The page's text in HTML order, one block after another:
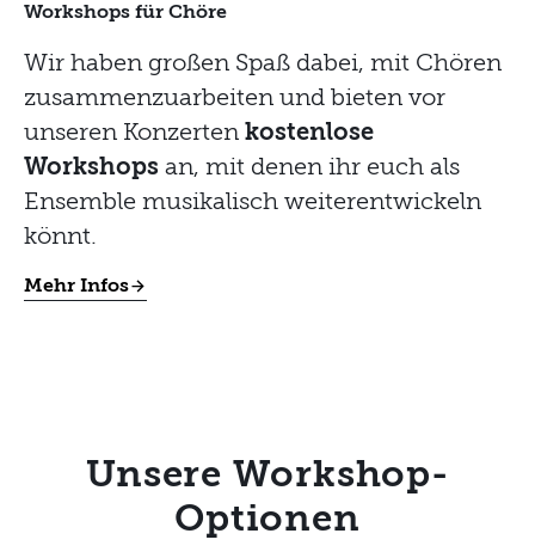
Workshops für Chöre
Wir haben großen Spaß dabei, mit Chören
zusammenzuarbeiten und bieten vor
unseren Konzerten kostenlose
Workshops an, mit denen ihr euch als
Ensemble musikalisch weiterentwickeln
könnt.
Mehr Infos
Unsere Workshop-
Optionen